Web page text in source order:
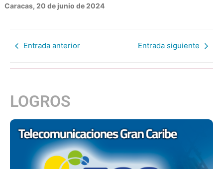
Caracas, 20 de junio de 2024
Entrada anterior Entrada siguiente
LOGROS